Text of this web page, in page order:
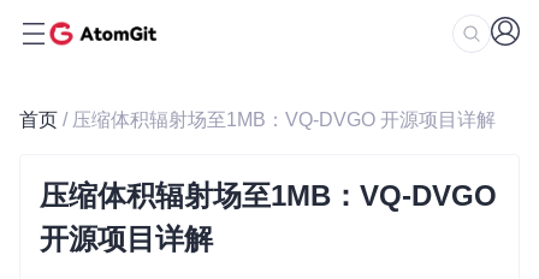
首页 / 压缩体积辐射场至1MB：VQ-DVGO 开源项目详解
压缩体积辐射场至1MB：VQ-DVGO
开源项目详解